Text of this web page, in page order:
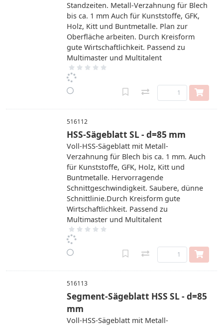
Standzeiten. Metall-Verzahnung für Blech
bis ca. 1 mm Auch für Kunststoffe, GFK,
Holz, Kitt und Buntmetalle. Plan zur
Oberfläche arbeiten. Durch Kreisform
gute Wirtschaftlichkeit. Passend zu
Multimaster und Multitalent
516112
HSS-Sägeblatt SL - d=85 mm
Voll-HSS-Sägeblatt mit Metall-
Verzahnung für Blech bis ca. 1 mm. Auch
für Kunststoffe, GFK, Holz, Kitt und
Buntmetalle. Hervorragende
Schnittgeschwindigkeit. Saubere, dünne
Schnittlinie.Durch Kreisform gute
Wirtschaftlichkeit. Passend zu
Multimaster und Multitalent
516113
Segment-Sägeblatt HSS SL - d=85
mm
Voll-HSS-Sägeblatt mit Metall-